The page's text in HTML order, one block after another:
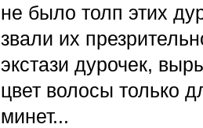
не было толп этих
звали их
экстази дурочек,
цвет волосы только
минет...